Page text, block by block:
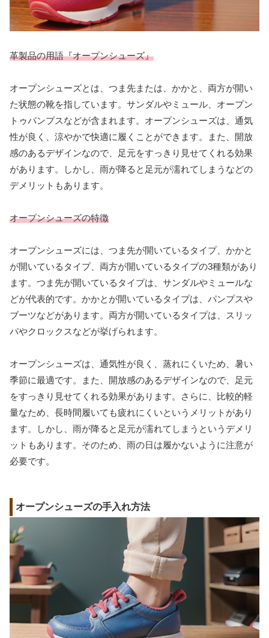
革製品の用語『オープンシューズ』
オープンシューズとは、つま先または、かかと、両方が開い
た状態の靴を指しています。サンダルやミュール、オープン
トゥパンプスなどが含まれます。オープンシューズは、通気
性が良く、涼やかで快適に履くことができます。また、開放
感のあるデザインなので、足元をすっきり見せてくれる効果
があります。しかし、雨が降ると足元が濡れてしまうなどの
デメリットもあります。
オープンシューズの特徴
オープンシューズには、つま先が開いているタイプ、かかと
が開いているタイプ、両方が開いているタイプの3種類があり
ます。つま先が開いているタイプは、サンダルやミュールな
どが代表的です。かかとが開いているタイプは、パンプスや
ブーツなどがあります。両方が開いているタイプは、スリッ
パやクロックスなどが挙げられます。
オープンシューズは、通気性が良く、蒸れにくいため、暑い
季節に最適です。また、開放感のあるデザインなので、足元
をすっきり見せてくれる効果があります。さらに、比較的軽
量なため、長時間履いても疲れにくいというメリットがあり
ます。しかし、雨が降ると足元が濡れてしまうというデメリ
ットもあります。そのため、雨の日は履かないように注意が
必要です。
オープンシューズの手入れ方法